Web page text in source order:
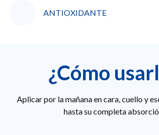
ANTIOXIDANTE
¿Cómo
Aplicar por la mañana en cara, cuello y
hasta su completa